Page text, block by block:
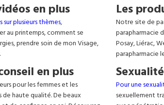
en plus
sur plusieurs thèmes,
au printemps, comment se
prendre soin de mon Visage,
.
Les
Notre site de
parapharmacie
Posay, Liérac,
parapharmacie
en plus
pour les femmes et les
haute qualité. De beaux
Pour une
sexuellement